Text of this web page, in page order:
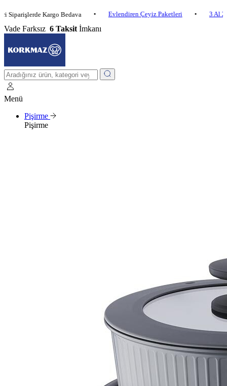
Kargo Bedava • Evlendiren Çeyiz Paketleri • 3 Al 2 Öde
Vade Farksız 6 Taksit İmkanı
Menü
Pişirme
Pişirme